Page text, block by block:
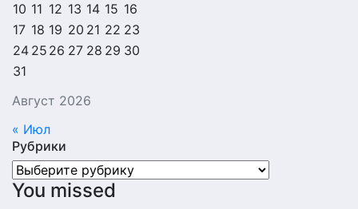
Август 2026
10 11 12 13 14 15 16
17 18 19 20 21 22 23
24 25 26 27 28 29 30
31
« Июл
Рубрики
Рубрики
You missed